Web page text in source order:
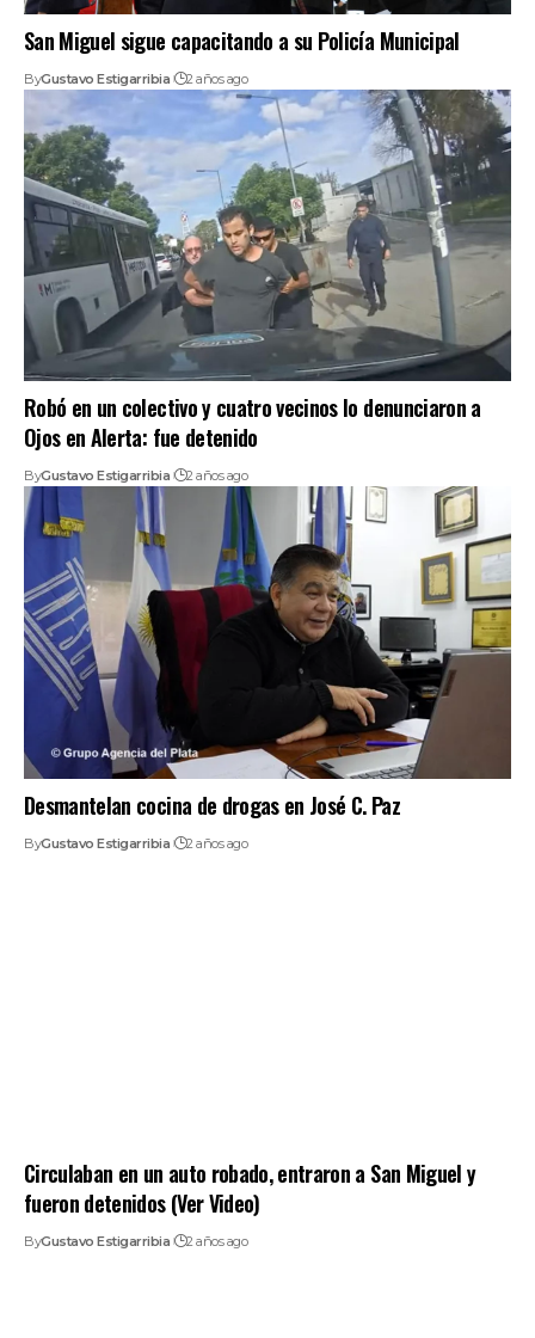
San Miguel sigue capacitando a su Policía Municipal
ByGustavo Estigarribia 2 años ago
Robó en un colectivo y cuatro vecinos lo denunciaron a
Ojos en Alerta: fue detenido
ByGustavo Estigarribia 2 años ago
Desmantelan cocina de drogas en José C. Paz
ByGustavo Estigarribia 2 años ago
Circulaban en un auto robado, entraron a San Miguel y
fueron detenidos (Ver Video)
ByGustavo Estigarribia 2 años ago